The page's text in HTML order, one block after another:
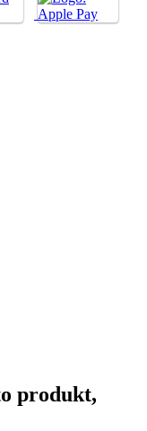
produkt,